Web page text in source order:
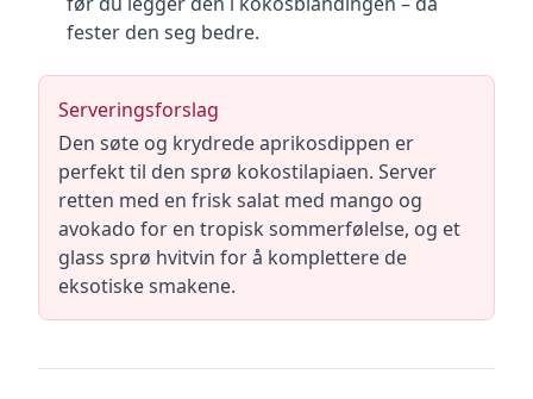
fester den seg bedre.
Serveringsforslag
Den søte og krydrede aprikosdippen er
perfekt til den sprø kokostilapiaen. Server
retten med en frisk salat med mango og
avokado for en tropisk sommerfølelse, og et
glass sprø hvitvin for å komplettere de
eksotiske smakene.